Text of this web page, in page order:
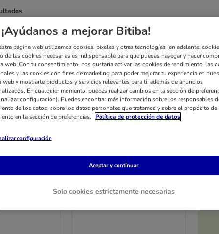
Diet
4 opciones
Food Sensitivities
¡Ayúdanos a mejorar Bitiba!
página web utilizamos cookies, píxeles y otras tecnologías (en adelante,
de las cookies necesarias es indispensable para que puedas navegar y hacer
web. Con tu consentimiento, nos gustaría activar las cookies de rendimiento, las
y las cookies con fines de marketing para poder mejorar tu experiencia en
web y mostrarte productos y servicios relevantes para ti, además de anuncios
En cualquier momento, puedes realizar cambios en la sección de
configuración). Puedes encontrar más información sobre los responsables
de los datos, sobre los datos personales que tratamos y sobre el propósito de
en la sección de preferencias.
Política de protección de datos
configuración
Solo cookies estrictamente necesarias
Aceptar y continuar